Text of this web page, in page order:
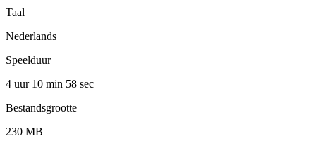
Taal
Nederlands
Speelduur
4 uur 10 min 58 sec
Bestandsgrootte
230 MB